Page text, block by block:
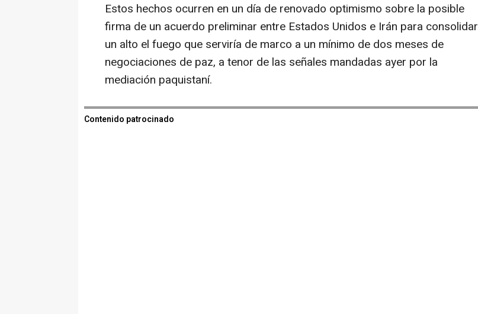
Estos hechos ocurren en un día de renovado optimismo sobre la posible
firma de un acuerdo preliminar entre Estados Unidos e Irán para consolidar
un alto el fuego que serviría de marco a un mínimo de dos meses de
negociaciones de paz, a tenor de las señales mandadas ayer por la
mediación paquistaní.
Contenido patrocinado